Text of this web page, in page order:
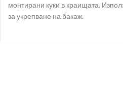
монтирани куки в краищата.
за укрепване на бакаж.